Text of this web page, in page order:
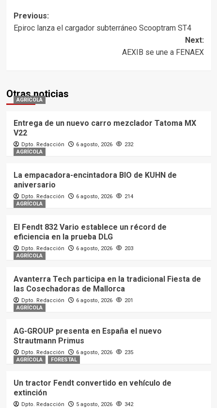
Post
navigation
Previous:
Epiroc lanza el cargador subterráneo Scooptram ST4
Next:
AEXIB se une a FENAEX
Otras noticias
AGRÍCOLA
Entrega de un nuevo carro mezclador Tatoma MX
V22
Dpto. Redacción 6 agosto, 2026
232
AGRÍCOLA
La empacadora-encintadora BIO de KUHN de
aniversario
Dpto. Redacción 6 agosto, 2026
214
AGRÍCOLA
El Fendt 832 Vario establece un récord de
eficiencia en la prueba DLG
Dpto. Redacción 6 agosto, 2026
203
AGRÍCOLA
Avanterra Tech participa en la tradicional Fiesta de
las Cosechadoras de Mallorca
Dpto. Redacción 6 agosto, 2026
201
AGRÍCOLA
AG-GROUP presenta en España el nuevo
Strautmann Primus
Dpto. Redacción 6 agosto, 2026
235
AGRÍCOLA
FORESTAL
Un tractor Fendt convertido en vehículo de
extinción
Dpto. Redacción 5 agosto, 2026 342